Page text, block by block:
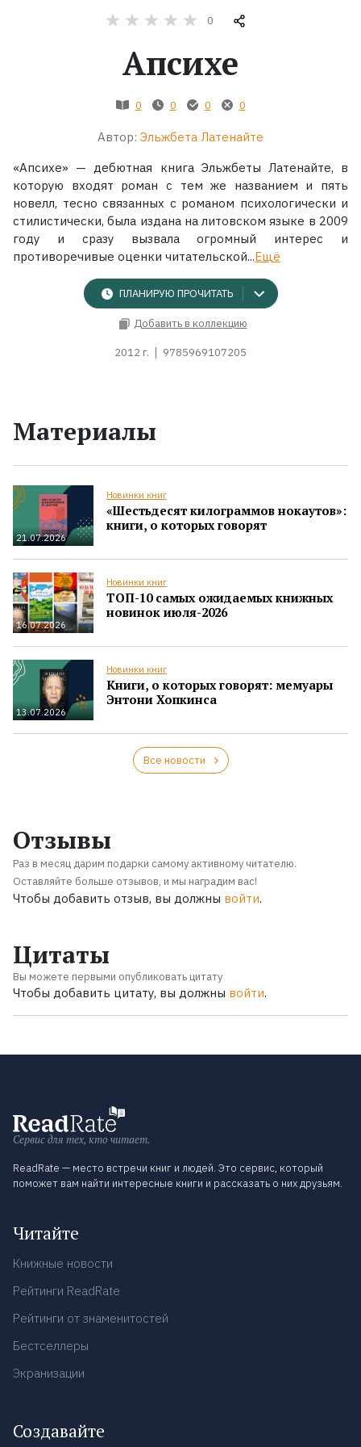
Коллекции
0
Апсихе
0 0 0 0
Автор: Эльжбета Латенайте
«Апсихе» — дебютная книга Эльжбеты Латенайте, в
которую входят роман с тем же названием и пять
новелл, тесно связанных с романом психологически и
стилистически, была издана на литовском языке в 2009
году и сразу вызвала огромный интерес и
противоречивые оценки читательской...Ещё
ПЛАНИРУЮ ПРОЧИТАТЬ
Добавить в коллекцию
2012 г. 9785969107205
Материалы
21.07.2026
Новинки книг
«Шестьдесят килограммов нокаутов»:
книги, о которых говорят
16.07.2026
Новинки книг
ТОП-10 самых ожидаемых книжных
новинок июля-2026
13.07.2026
Новинки книг
Книги, о которых говорят: мемуары
Энтони Хопкинса
Все новости
Отзывы
Раз в месяц дарим подарки самому активному читателю.
Оставляйте больше отзывов, и мы наградим вас!
Чтобы добавить отзыв, вы должны войти.
Цитаты
Вы можете первыми опубликовать цитату
Чтобы добавить цитату, вы должны войти.
Сервис для тех, кто читает.
ReadRate — место встречи книг и людей. Это сервис, который
поможет вам найти интересные книги и рассказать о них друзьям.
Читайте
Книжные новости
Рейтинги ReadRate
Рейтинги от знаменитостей
Бестселлеры
Экранизации
Создавайте